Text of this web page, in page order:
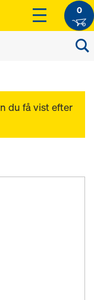
0
du få vist efter